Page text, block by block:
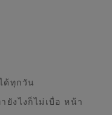
ด้ทุกวัน
ยังไงก็ไม่เบื่อ หน้า